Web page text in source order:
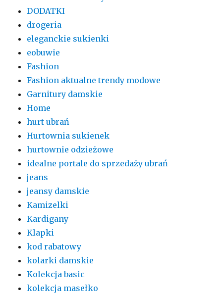
DODATKI
drogeria
eleganckie sukienki
eobuwie
Fashion
Fashion aktualne trendy modowe
Garnitury damskie
Home
hurt ubrań
Hurtownia sukienek
hurtownie odzieżowe
idealne portale do sprzedaży ubrań
jeans
jeansy damskie
Kamizelki
Kardigany
Klapki
kod rabatowy
kolarki damskie
Kolekcja basic
kolekcja masełko